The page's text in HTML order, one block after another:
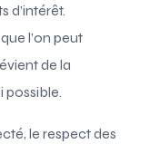
d’intérêt.
l’on peut
de la
possible.
le respect des